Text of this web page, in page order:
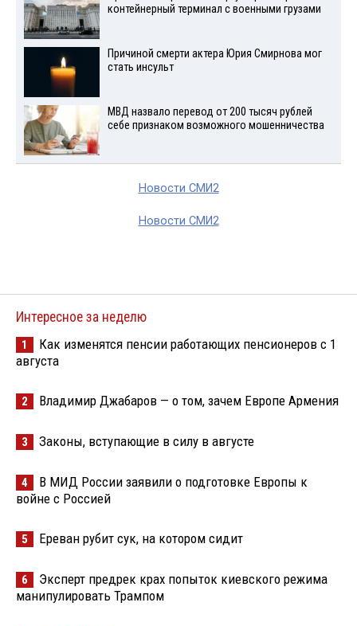
контейнерный терминал с военными грузами
Причиной смерти актера Юрия Смирнова мог
стать инсульт
МВД назвало перевод от 200 тысяч рублей
себе признаком возможного мошенничества
Новости СМИ2
Новости СМИ2
Интересное за неделю
1
Как изменятся пенсии работающих пенсионеров с 1
августа
2 Владимир Джабаров — о том, зачем Европе Армения
3 Законы, вступающие в силу в августе
4
В МИД России заявили о подготовке Европы к
войне с Россией
5 Ереван рубит сук, на котором сидит
6
Эксперт предрек крах попыток киевского режима
манипулировать Трампом